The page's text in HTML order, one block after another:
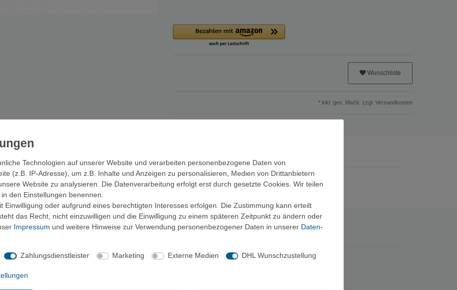
Wunschliste
* inkl. ges. MwSt. zzgl. Versandkosten
Technologien auf unserer Website und verarbeiten personenbezogene Daten von
(z.B. IP-Adresse), um z.B. Inhalte und Anzeigen zu personalisieren, Medien von Drittanbietern
Website zu analysieren. Die Datenverarbeitung erfolgt erst durch gesetzte Cookies. Wir teilen
den Einstellungen benennen.
Einwilligung oder aufgrund eines berechtigten Interesses erfolgen. Die Zustimmung kann erteilt
das Recht, nicht einzuwilligen und die Einwilligung zu einem späteren Zeitpunkt zu ändern oder
Impressum und weitere Hinweise zur Verwendung personenbezogener Daten in unserer Daten­
Zahlungsdienstleister Marketing Externe Medien DHL Wunschzustellung